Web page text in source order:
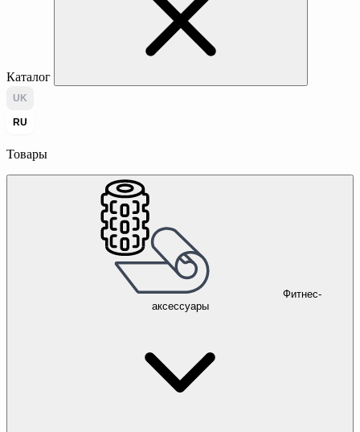
Каталог
UK
RU
Товары
Фитнес-
аксессуары